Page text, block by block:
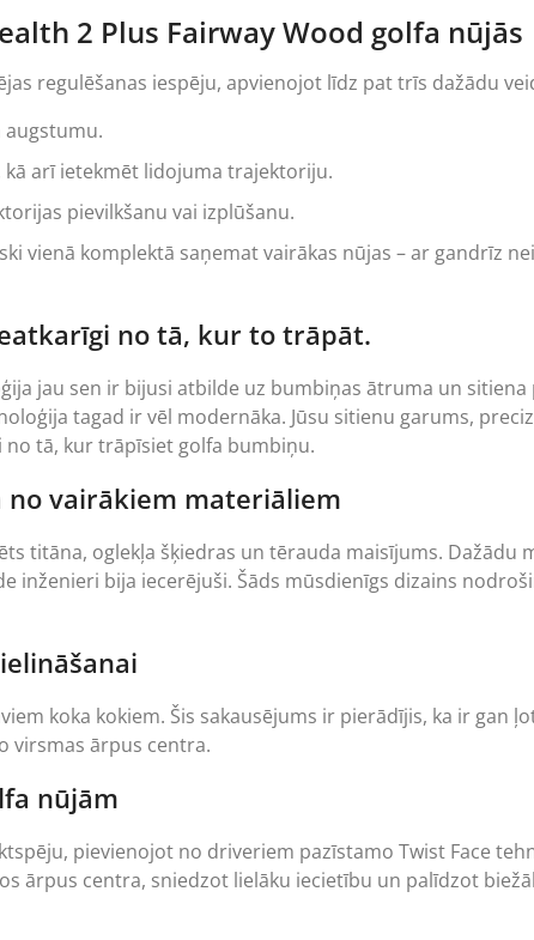
2 Plus Fairway Wood golfa nūjās
regulēšanas iespēju, apvienojot līdz pat trīs dažādu
arī ietekmēt lidojuma trajektoriju.
pievilkšanu vai izplūšanu.
vienā komplektā saņemat vairākas nūjas – ar gandrīz
no tā, kur to trāpāt.
jau sen ir bijusi atbilde uz bumbiņas ātruma un
tagad ir vēl modernāka. Jūsu sitienu garums,
no tā, kur trāpīsiet golfa bumbiņu.
no vairākiem materiāliem
titāna, oglekļa šķiedras un tērauda maisījums. Dažādu
inženieri bija iecerējuši. Šāds mūsdienīgs dizains
koka kokiem. Šis sakausējums ir pierādījis, ka ir gan
virsmas ārpus centra.
nūjām
pievienojot no driveriem pazīstamo Twist Face
centra, sniedzot lielāku iecietību un palīdzot